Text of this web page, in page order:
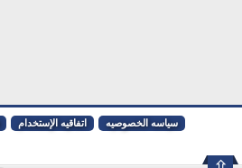
سياسه الخصوصيه اتفاقيه الإستخدام